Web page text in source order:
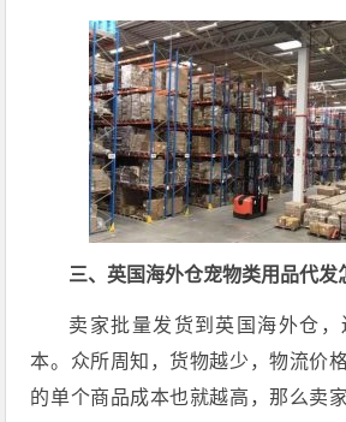
三、英国海外仓宠物类用品代发
卖家批量发货到英国海外仓
本。众所周知，货物越少，物流价
的单个商品成本也就越高，那么卖